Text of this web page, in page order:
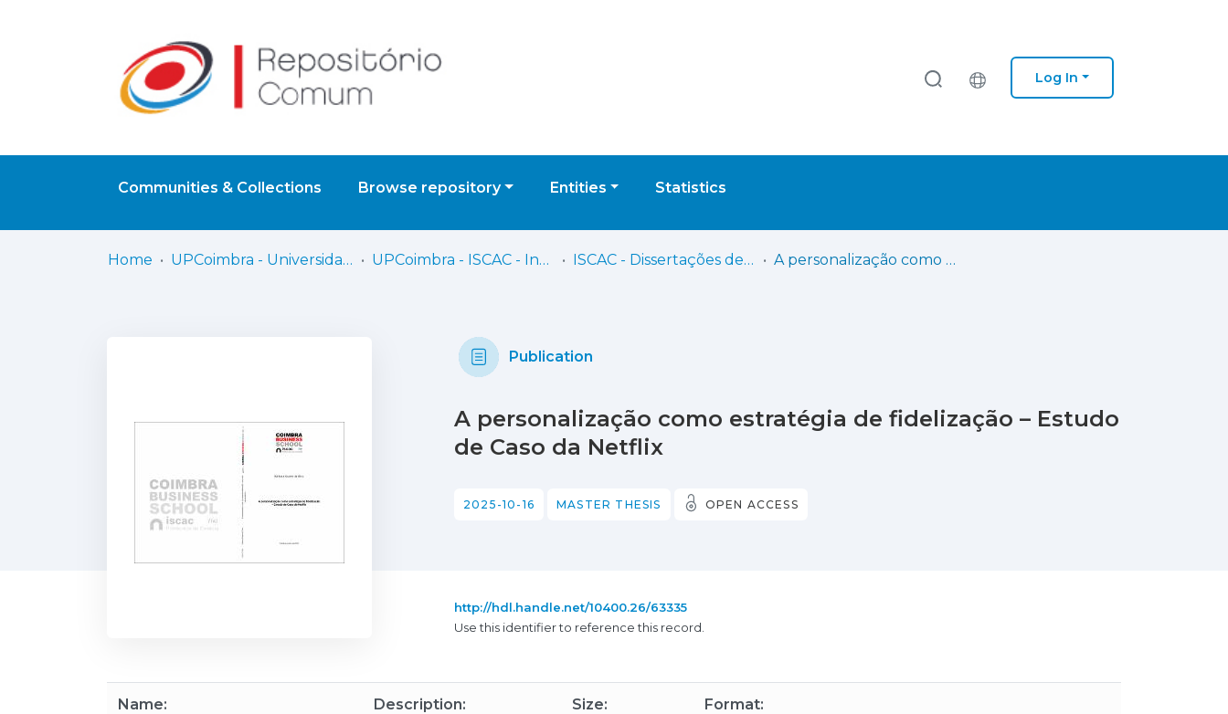
Log In
Communities & Collections Browse repository Entities Statistics
Home UPCoimbra - Universidade Politécnica de Coimbra UPCoimbra - ISCAC - Instituto Superior de Contabilidade e Administração de Coimbra ISCAC - Dissertações de Mestrado A personalização como estratégia de fidelização – Estudo de Caso da Netflix
Publication
A personalização como estratégia de fidelização – Estudo
de Caso da Netflix
2025-10-16 MASTER THESIS OPEN ACCESS
http://hdl.handle.net/10400.26/63335
Use this identifier to reference this record.
Name: Description: Size: Format: